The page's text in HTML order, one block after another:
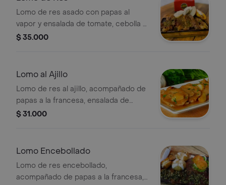
Lomo de res asado con papas al
vapor y ensalada de tomate, cebolla y
lechuga.
$ 35.000
Lomo al Ajillo
Lomo de res al ajillo, acompañado de
papas a la francesa, ensalada de
tomate, cebolla y lechuga.
$ 31.000
Lomo Encebollado
Lomo de res encebollado,
acompañado de papas a la francesa,